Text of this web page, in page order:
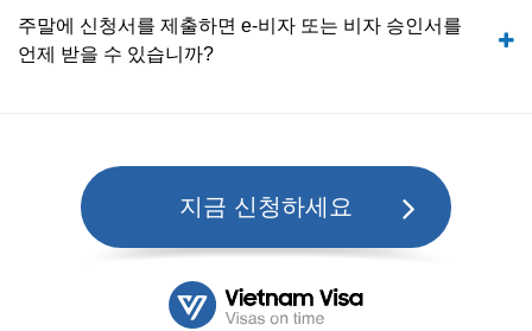
주말에 신청서를 제출하면 e-비자 또는 비자 승인서를
언제 받을 수 있습니까?
지금 신청하세요